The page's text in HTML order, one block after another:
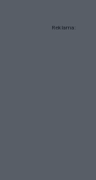
Reklama: